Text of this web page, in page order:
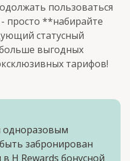
пользоваться
просто **набирайте
статусный
выгодных
тарифов!
одноразовым
забронирован
H Rewards бонусной